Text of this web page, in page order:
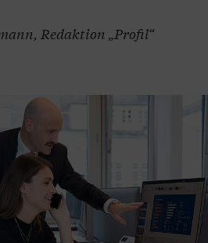
Redaktion „Profil“